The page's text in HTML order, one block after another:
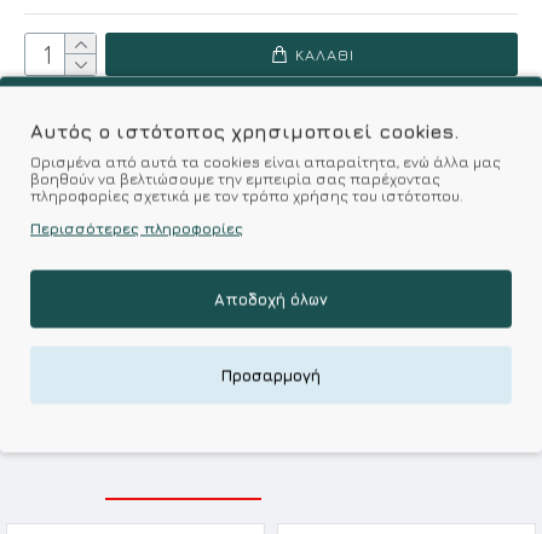
Σύμφωνα με 0 αξιολογήσεις. - Γράψτε μια κριτική
ΚΑΛΆΘΙ
Επιθυμητό Σύγκριση
Kalimeratzis Underwear : Προϊόντα Σχεδιασμένα για
Εσάς & Υφάσματα Υψηλής Ποιότητας για
Απολαύστε Υφάσματα Φιλικά Προς το Δέρμα & Ανώτερη
Αυτός ο ιστότοπος χρησιμοποιεί cookies.
Ορισμένα από αυτά τα cookies είναι απαραίτητα, ενώ άλλα μας
βοηθούν να βελτιώσουμε την εμπειρία σας παρέχοντας
πληροφορίες σχετικά με τον τρόπο χρήσης του ιστότοπου.
Περισσότερες πληροφορίες
Αποδοχή όλων
Προσαρμογή